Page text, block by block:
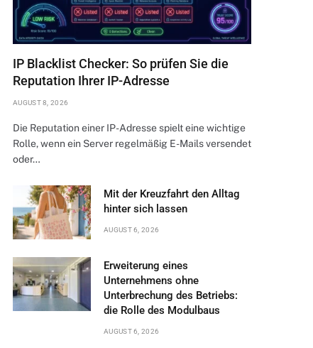
IP Blacklist Checker: So prüfen Sie die
Reputation Ihrer IP-Adresse
AUGUST 8, 2026
Die Reputation einer IP-Adresse spielt eine wichtige
Rolle, wenn ein Server regelmäßig E-Mails versendet
oder…
Mit der Kreuzfahrt den Alltag
hinter sich lassen
AUGUST 6, 2026
Erweiterung eines
Unternehmens ohne
Unterbrechung des Betriebs:
die Rolle des Modulbaus
AUGUST 6, 2026